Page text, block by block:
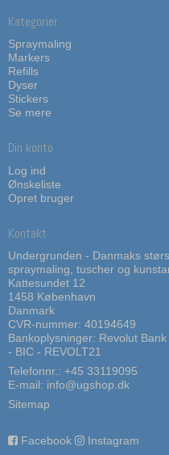
Kategorier
Spraymaling
Markers
Refills
Dyser
Stickers
Se mere
Din konto
Log ind
Ønskeliste
Opret bruger
Kontakt
Undergrunden - Danmaks
spraymaling, tuscher og
Kattesundet 12
1458 København
Danmark
CVR-nummer: 40194649
Bankoplysninger: Revolut
- BIC - REVOLT21
Telefonnr.: +45 33119095
E-mail: info@ugshop.dk
Sitemap
Facebook Instagram